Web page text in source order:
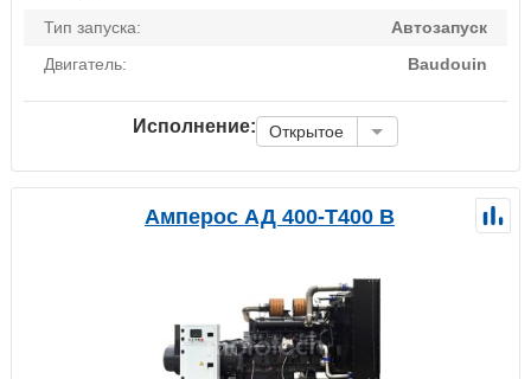
Тип запуска:
Автозапуск
Двигатель:
Baudouin
Исполнение: Открытое
Амперос АД 400-Т400 B